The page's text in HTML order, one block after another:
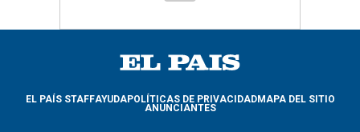
EL PAÍS STAFFAYUDAPOLÍTICAS DE PRIVACIDADMAPA DEL SITIO
ANUNCIANTES